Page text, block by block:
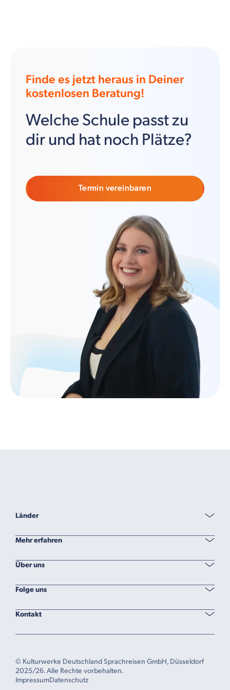
Finde es jetzt heraus in Deiner
kostenlosen Beratung!
Welche Schule passt zu
dir und hat noch Plätze?
Termin vereinbaren
Länder
Mehr erfahren
Über uns
Folge uns
Kontakt
© Kulturwerke Deutschland Sprachreisen GmbH, Düsseldorf
2025/26. Alle Rechte vorbehalten.
ImpressumDatenschutz